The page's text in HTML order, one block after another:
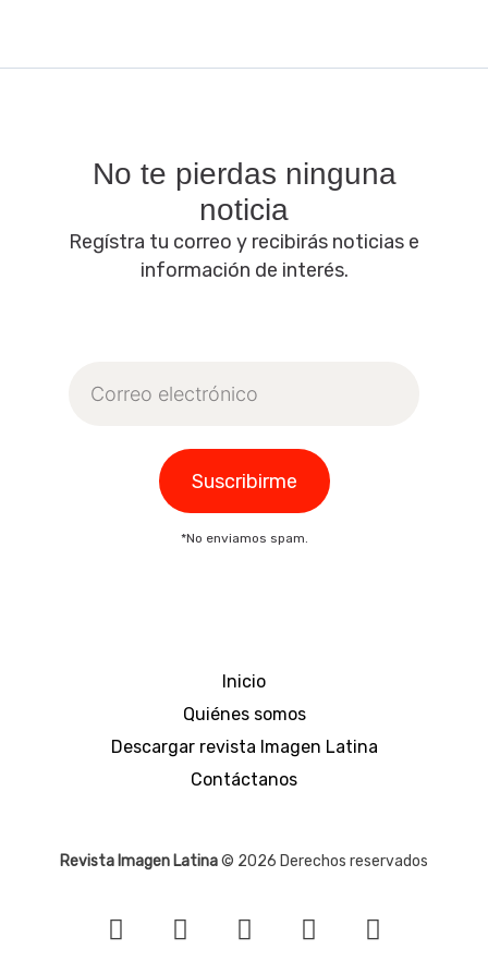
No te pierdas ninguna
noticia
Regístra tu correo y recibirás noticias e
información de interés.
electrónico
Suscribirme
*No enviamos spam.
Inicio
Quiénes somos
Descargar revista Imagen Latina
Contáctanos
Revista Imagen Latina© 2026 Derechos reservados
F
a
I
n
T
w
Y
o
T
i